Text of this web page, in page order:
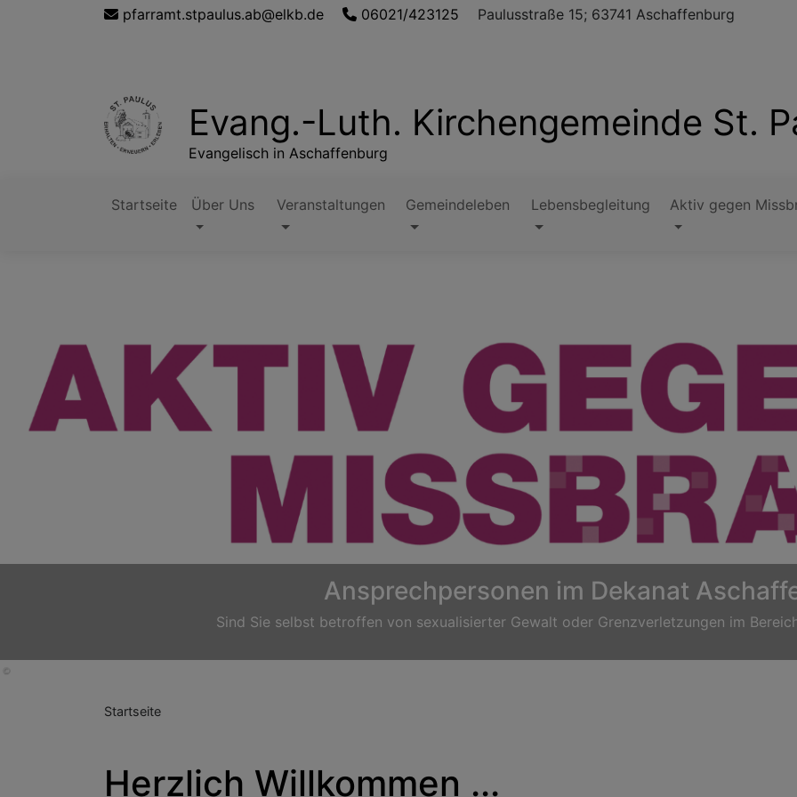
pfarramt.stpaulus.ab@elkb.de 06021/423125 Paulusstraße 15; 63741 Aschaffenburg
Evang.-Luth. Kirchengemeinde St.
Evangelisch in Aschaffenburg
Hauptnavigation
Startseite Über Uns Veranstaltungen Gemeindeleben Lebensbegleitung Aktiv gegen
Taufe
Startseite
Herzlich Willkommen ...